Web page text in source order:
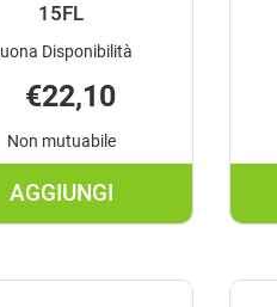
15FL
Disponibilità
€22,10
Non mutuabile
AGGIUNGI
AGGIUNGI BETOTAL
B12